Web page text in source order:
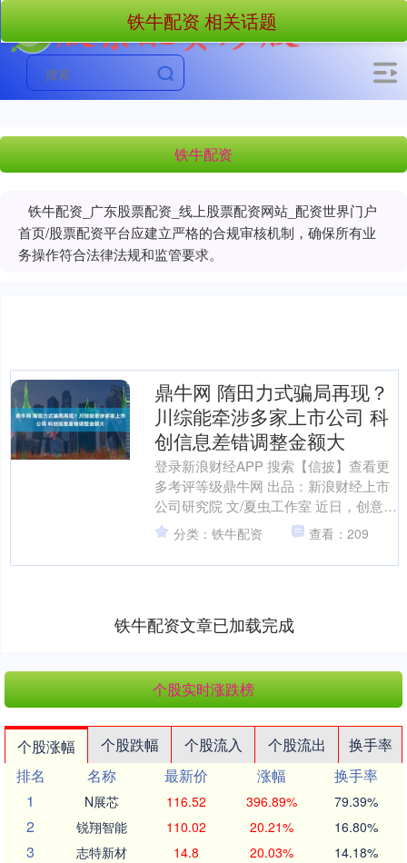
铁牛配资
铁牛配资_广东股票配资_线上股票配资网站_配资世界门户
首页/股票配资平台应建立严格的合规审核机制，确保所有业
务操作符合法律法规和监管要求。
铁牛配资 相关话题
鼎牛网 隋田力式骗局再现？
川综能牵涉多家上市公司 科
创信息差错调整金额大
登录新浪财经APP 搜索【信披】查看更
多考评等级鼎牛网 出品：新浪财经上市
公司研究院 文/夏虫工作室 近日，创意信
息因财务造假被ST引发市场关注。 在创
意信息认....
分类：铁牛配资 查看：209
铁牛配资文章已加载完成
个股实时涨跌榜
个股涨幅 个股跌幅 个股流入 个股流出
换手率
排名
名称 最新价 涨幅
换手率
1
N展芯 116.52 396.89% 79.39%
2 锐翔智能 110.02 20.21% 16.80%
3 志特新材 14.8 20.03% 14.18%